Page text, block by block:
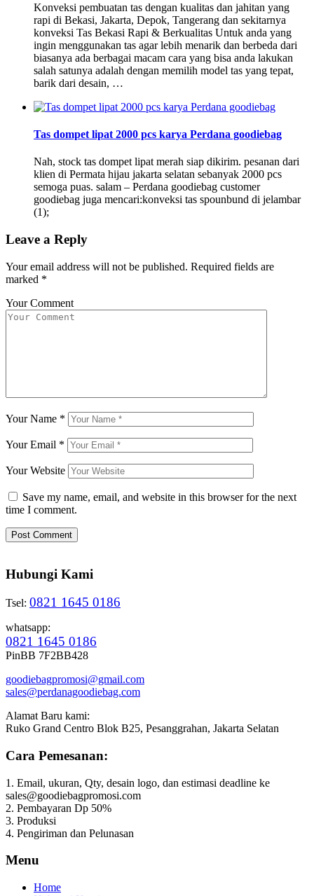
Konveksi pembuatan tas dengan kualitas dan jahitan yang
rapi di Bekasi, Jakarta, Depok, Tangerang dan sekitarnya
konveksi Tas Bekasi Rapi & Berkualitas Untuk anda yang
ingin menggunakan tas agar lebih menarik dan berbeda dari
biasanya ada berbagai macam cara yang bisa anda lakukan
salah satunya adalah dengan memilih model tas yang tepat,
barik dari desain, …
Tas dompet lipat 2000 pcs karya Perdana goodiebag
Nah, stock tas dompet lipat merah siap dikirim. pesanan dari
klien di Permata hijau jakarta selatan sebanyak 2000 pcs
semoga puas. salam – Perdana goodiebag customer
goodiebag juga mencari:konveksi tas spounbund di jelambar
(1);
Leave a Reply
Your email address will not be published. Required fields are
marked *
Your Comment
Your Name *
Your Email *
Your Website
Save my name, email, and website in this browser for the next
time I comment.
Hubungi Kami
Tsel: 0821 1645 0186
whatsapp:
0821 1645 0186
PinBB 7F2BB428
goodiebagpromosi@gmail.com
sales@perdanagoodiebag.com
Alamat Baru kami:
Ruko Grand Centro Blok B25, Pesanggrahan, Jakarta Selatan
Cara Pemesanan:
1. Email, ukuran, Qty, desain logo, dan estimasi deadline ke
sales@goodiebagpromosi.com
2. Pembayaran Dp 50%
3. Produksi
4. Pengiriman dan Pelunasan
Menu
Home